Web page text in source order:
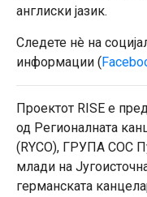
англиски јазик.
Следете нè на
информации (
Проектот RISE е
од Регионалната
(RYCO), ГРУПА СОС
млади на
германската